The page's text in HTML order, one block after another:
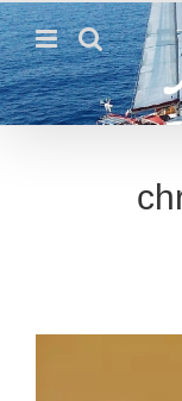
Passer
au
contenu